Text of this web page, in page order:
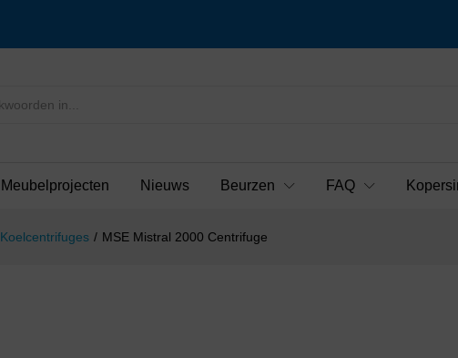
Meubelprojecten Nieuws Beurzen FAQ
Koelcentrifuges / MSE Mistral 2000 Centrifuge